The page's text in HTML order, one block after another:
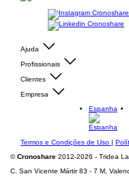
Ajuda
Profissionais
Clientes
Empresa
Espanha
Termos e Condições de Uso |
©Cronoshare 2012-2026 - Tridea
C. San Vicente Mártir 83 - 7 M,